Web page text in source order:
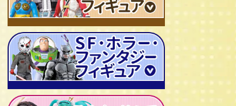
ジャンボマシンダー
キャラクター消しゴム
ビックリマンシール
ダイアクロン
変身サイボーグ
昭和レトロなミニカー
ミクロマン
ワンピース/ONE PIECE
聖闘士聖矢
キン肉マン
ドラゴンボール
北斗の拳
ルパン三世
仮面ライダー
ゴジラ